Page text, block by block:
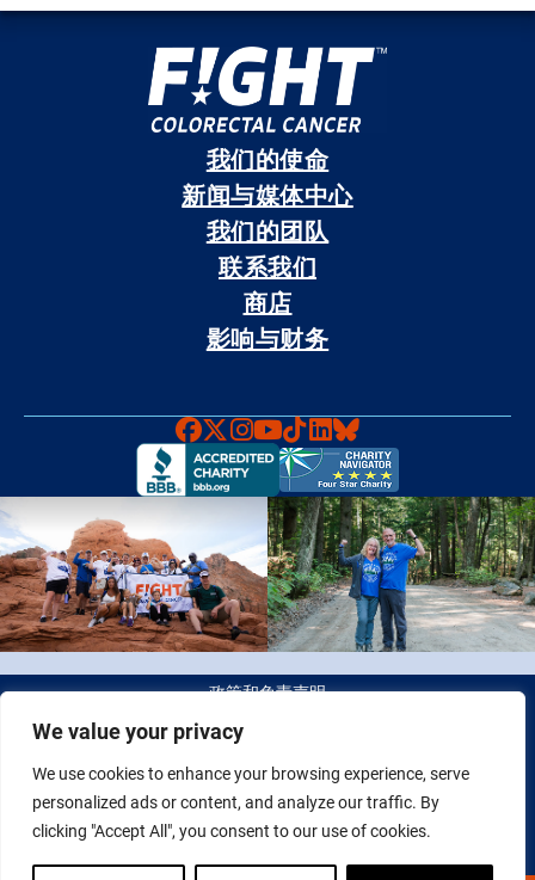
We value your privacy
We use cookies to enhance your browsing experience, serve
personalized ads or content, and analyze our traffic. By
clicking "Accept All", you consent to our use of cookies.
我们的使命
新闻与媒体中心
我们的团队
联系我们
商店
影响与财务
Faceboook
X Instagram
YouTube
TikTok
LinkedIn
Bluesky
政策和免责声明
© 2026 Fight Colorectal Cancer 版权所有。 税务识别号（Tax
ID）：20-2622550